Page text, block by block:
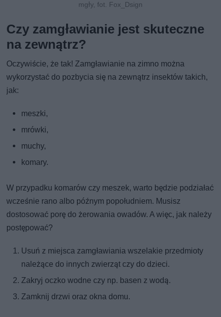
mgły, fot. Fox_Dsign
Czy zamgławianie jest skuteczne
na zewnątrz?
Oczywiście, że tak! Zamgławianie na zimno można
wykorzystać do pozbycia się na zewnątrz insektów takich,
jak:
meszki,
mrówki,
muchy,
komary.
W przypadku komarów czy meszek, warto będzie podziałać
wcześnie rano albo późnym popołudniem. Musisz
dostosować porę do żerowania owadów. A więc, jak należy
postępować?
Usuń z miejsca zamgławiania wszelakie przedmioty
należące do innych zwierząt czy do dzieci.
Zakryj oczko wodne czy np. basen z wodą.
Zamknij drzwi oraz okna domu.